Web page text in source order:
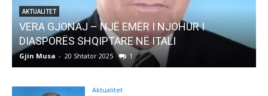
AKTUALITET
Pregaditi Gjin Musa-Rome- Shtator 2025
Gjin Musa - 8 Shtator 2025
Aktualitet